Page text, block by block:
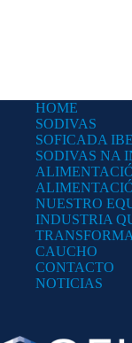
HOME
SODIVAS
SOFICADA
SODIVAS NA
NUESTRO
INDUSTRIA
CAUCHO
CONTACTO
NOTICIAS